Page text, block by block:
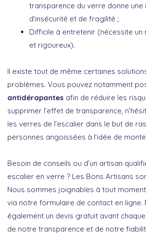
transparence du verre donne une
d’insécurité et de fragilité ;
Difficile à entretenir (nécessite
et rigoureux).
Il existe tout de même certaines
problèmes. Vous pouvez notamment
antidérapantes afin de réduire les
supprimer l’effet de transparence,
les verres de l’escalier dans le but de
personnes angoissées à l’idée de
Besoin de conseils ou d’un artisan
escalier en verre ? Les Bons Artisans
Nous sommes joignables à tout
via notre formulaire de contact en ligne.
également un devis gratuit avant
de notre transparence et de notre